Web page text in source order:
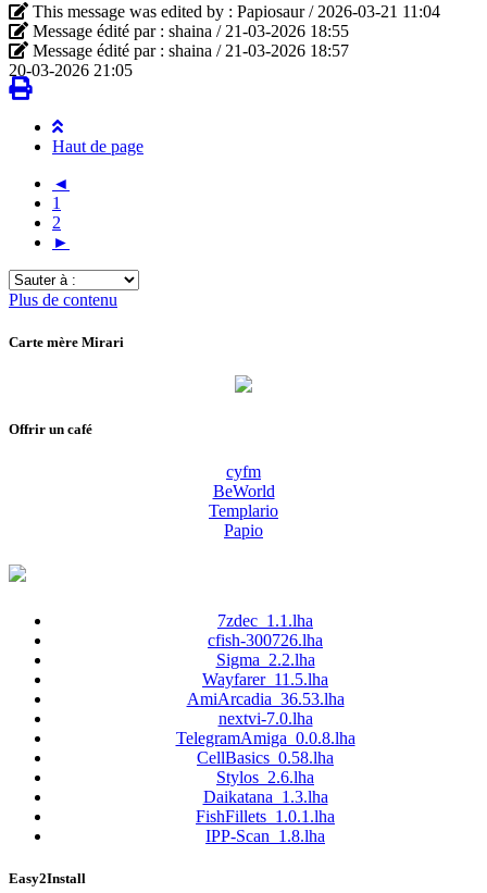
This message was edited by : Papiosaur / 2026-03-21 11:04
Message édité par : shaina / 21-03-2026 18:55
Message édité par : shaina / 21-03-2026 18:57
20-03-2026 21:05
Haut de page
◄
1
2
►
Sauter
à
Plus de contenu
Carte mère Mirari
Offrir un café
cyfm
BeWorld
Templario
Papio
7zdec_1.1.lha
cfish-300726.lha
Sigma_2.2.lha
Wayfarer_11.5.lha
AmiArcadia_36.53.lha
nextvi-7.0.lha
TelegramAmiga_0.0.8.lha
CellBasics_0.58.lha
Stylos_2.6.lha
Daikatana_1.3.lha
FishFillets_1.0.1.lha
IPP-Scan_1.8.lha
Easy2Install